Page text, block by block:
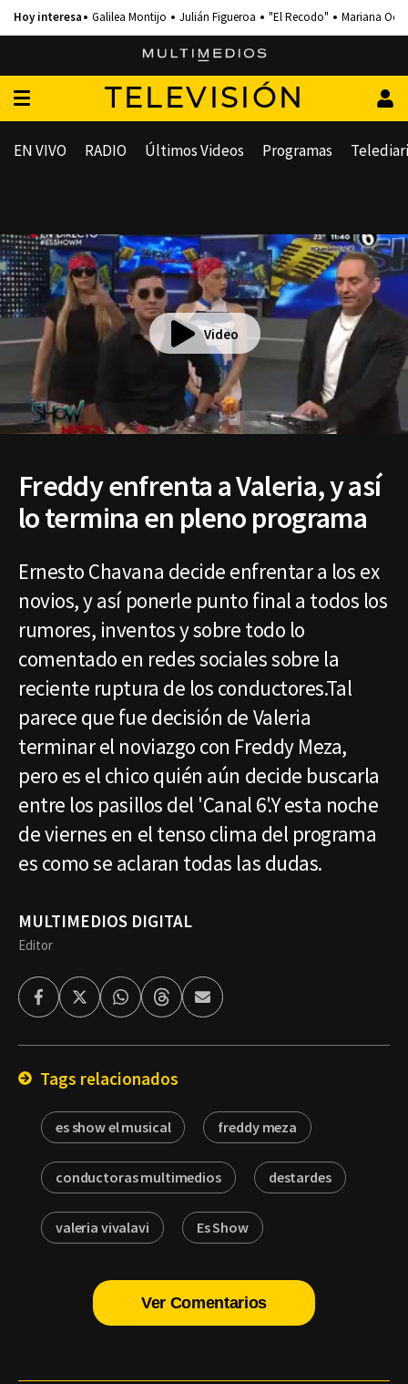
Galilea Montijo Julián Figueroa "El Recodo" Mariana
TELEVISIÓN
EN VIVO RADIO Últimos Videos Programas
Video
Freddy enfrenta a Valeria, y así
lo termina en pleno programa
Ernesto Chavana decide enfrentar a los ex
novios, y así ponerle punto final a todos los
rumores, inventos y sobre todo lo
comentado en redes sociales sobre la
reciente ruptura de los conductores.Tal
parece que fue decisión de Valeria
terminar el noviazgo con Freddy Meza,
pero es el chico quién aún decide buscarla
entre los pasillos del 'Canal 6'.Y esta noche
de viernes en el tenso clima del programa
es como se aclaran todas las dudas.
MULTIMEDIOS DIGITAL
Editor
FacebookTwitterWhatsappThreadsEnviar
por
Tags relacionados
es show el musical freddy meza
conductoras multimedios destardes
valeria vivalavi Es Show
Ver Comentarios